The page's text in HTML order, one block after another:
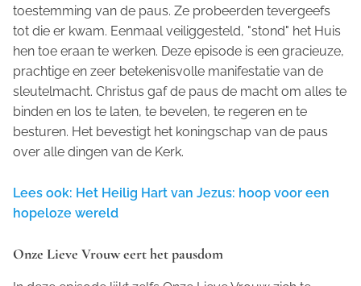
toestemming van de paus. Ze probeerden tevergeefs
tot die er kwam. Eenmaal veiliggesteld, "stond" het Huis
hen toe eraan te werken. Deze episode is een gracieuze,
prachtige en zeer betekenisvolle manifestatie van de
sleutelmacht. Christus gaf de paus de macht om alles te
binden en los te laten, te bevelen, te regeren en te
besturen. Het bevestigt het koningschap van de paus
over alle dingen van de Kerk.
Lees ook: Het Heilig Hart van Jezus: hoop voor een
hopeloze wereld
Onze Lieve Vrouw eert het pausdom